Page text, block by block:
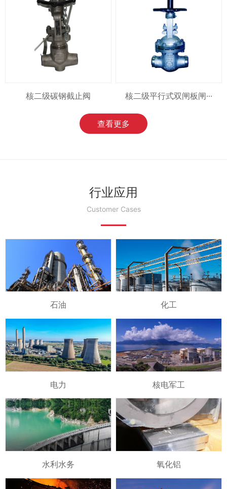
核二级碳钢截止阀 核二级平行式双闸板闸···
查看更多
行业应用
Customer Cases
石油 化工
电力 核电军工
水利水务 氧化铝